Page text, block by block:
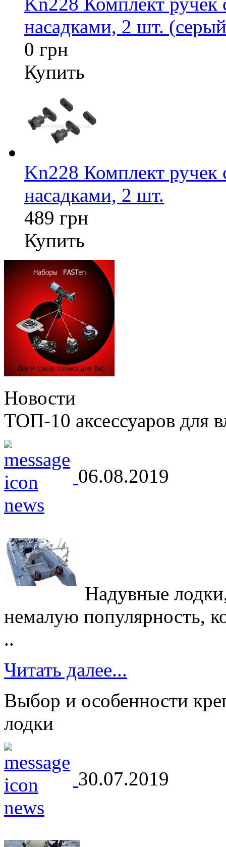
насадками, 2 шт.
0 грн
Купить
Kn228 Комплект
насадками, 2 шт.
489 грн
Купить
Новости
ТОП-10 аксессуаров для
06.08.2019
Надувные
немалую популярность,
..
Читать далее...
Выбор и особенности
лодки
30.07.2019